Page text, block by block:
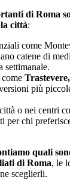
di Roma
città:
come
catene di
settimanale.
più
o nei centri
per chi
quali
di Roma, le
sceglierli.